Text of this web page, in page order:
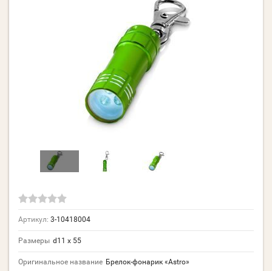
Артикул: 3-10418004
Размеры d11 x 55
Оригинальное название Брелок-фонарик «Astro»